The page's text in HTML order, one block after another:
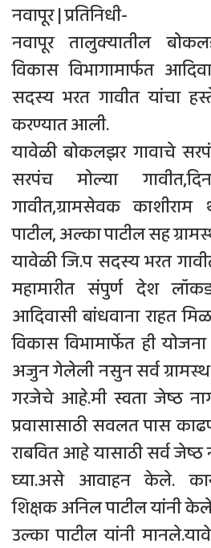
नवापूर | प्रतिनिधी-
नवापूर तालुक्यातील
विकास विभागामार्फत
सदस्य भरत गावीत यांचा
करण्यात आली.
यावेळी बोकलझर गावाचे
सरपंच मोल्या
गावीत,ग्रामसेवक
पाटील, अल्का पाटील सह
यावेळी जि.प सदस्य भरत
महामारीत संपुर्ण देश
आदिवासी बांधवाना राहत
विकास विभामार्फेत ही
अजुन गेलेली नसुन सर्व
गरजेचे आहे.मी स्वता जेष्ठ
प्रवासासाठी सवलत पास
राबवित आहे यासाठी सर्व जेष्ठ
घ्या.असे आवाहन केले.
शिक्षक अनिल पाटील यांनी
उल्का पाटील यांनी